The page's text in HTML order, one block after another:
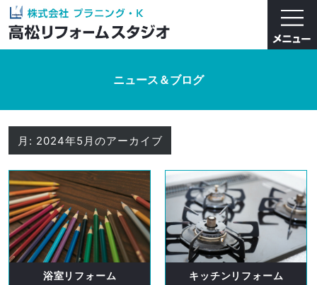
ニュース＆ブログ
月: 2024年5月 のアーカイブ
浴室リフォーム キッチンリフォーム